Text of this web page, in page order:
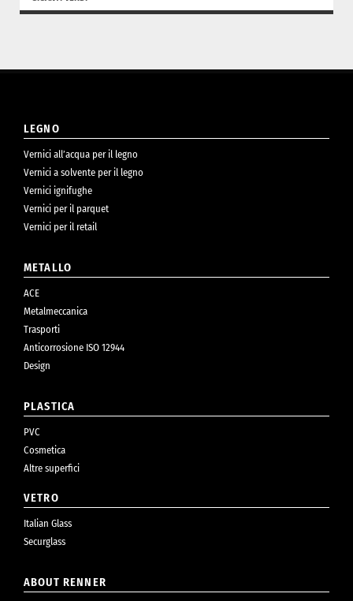
LEGNO
Vernici all’acqua per il legno
Vernici a solvente per il legno
Vernici ignifughe
Vernici per il parquet
Vernici per il retail
METALLO
ACE
Metalmeccanica
Trasporti
Anticorrosione ISO 12944
Design
PLASTICA
PVC
Cosmetica
Altre superfici
VETRO
Italian Glass
Securglass
ABOUT RENNER